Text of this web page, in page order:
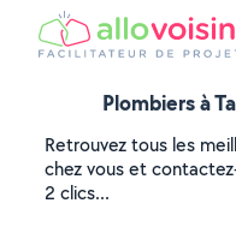
Plombiers à
Retrouvez tous les
chez vous et
2 clics...